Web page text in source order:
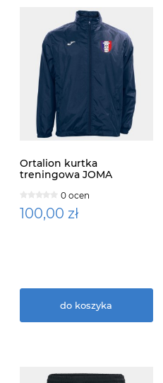
Ortalion kurtka
treningowa JOMA
0 ocen
100,00 zł
do koszyka